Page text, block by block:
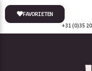
+31 (0)35
FAVORIETEN